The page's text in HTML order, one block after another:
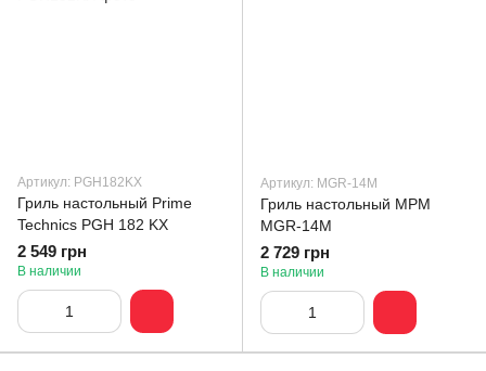
Артикул: PGH182KX
Гриль настольный Prime
Technics PGH 182 KX
2 549 грн
В наличии
Артикул: MGR-14M
Гриль настольный MPM
MGR-14M
2 729 грн
В наличии